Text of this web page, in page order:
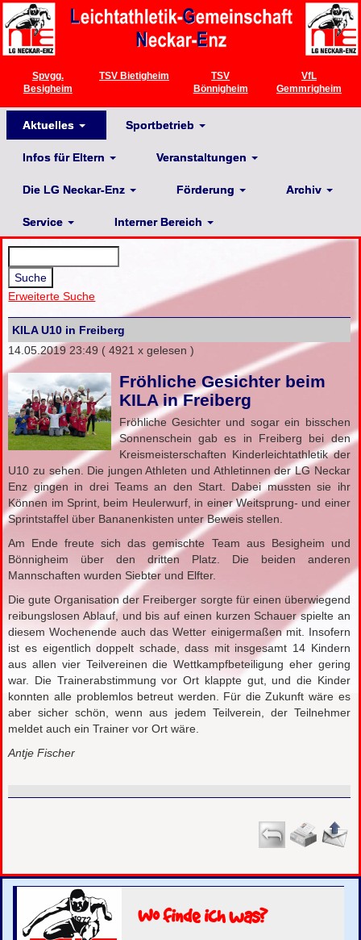
Spvgg.
Besigheim
TSV Bietigheim
TSV
Bönnigheim
VfL
Gemmrigheim
Aktuelles Sportbetrieb
Infos für Eltern Veranstaltungen
Die LG Neckar-Enz Förderung Archiv
Service Interner Bereich
Erweiterte Suche
KILA U10 in Freiberg
14.05.2019 23:49 ( 4921 x gelesen )
Fröhliche Gesichter beim
KILA in Freiberg
Fröhliche Gesichter und sogar ein bisschen
Sonnenschein gab es in Freiberg bei den
Kreismeisterschaften Kinderleichtathletik der
U10 zu sehen. Die jungen Athleten und Athletinnen der LG Neckar
Enz gingen in drei Teams an den Start. Dabei mussten sie ihr
Können im Sprint, beim Heulerwurf, in einer Weitsprung- und einer
Sprintstaffel über Bananenkisten unter Beweis stellen.
Am Ende freute sich das gemischte Team aus Besigheim und
Bönnigheim über den dritten Platz. Die beiden anderen
Mannschaften wurden Siebter und Elfter.
Die gute Organisation der Freiberger sorgte für einen überwiegend
reibungslosen Ablauf, und bis auf einen kurzen Schauer spielte an
diesem Wochenende auch das Wetter einigermaßen mit. Insofern
ist es eigentlich doppelt schade, dass mit insgesamt 14 Kindern
aus allen vier Teilvereinen die Wettkampfbeteiligung eher gering
war. Die Trainerabstimmung vor Ort klappte gut, und die Kinder
konnten alle problemlos betreut werden. Für die Zukunft wäre es
aber sicher schön, wenn aus jedem Teilverein, der Teilnehmer
meldet auch ein Trainer vor Ort wäre.
Antje Fischer
Wo finde ich was?